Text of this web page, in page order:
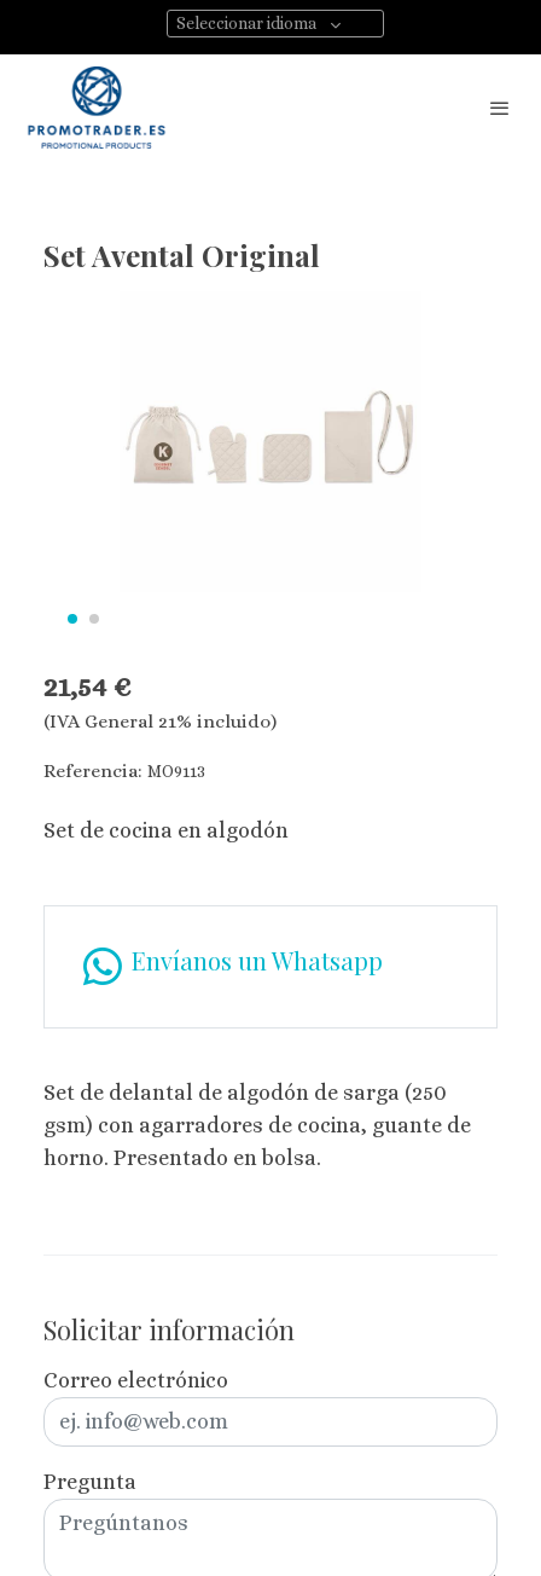
Seleccionar idioma
Set Avental Original
21,54 €
(IVA General 21% incluido)
Referencia: MO9113
Set de cocina en algodón
Envíanos un Whatsapp
Set de delantal de algodón de sarga (250
gsm) con agarradores de cocina, guante de
horno. Presentado en bolsa.
Solicitar información
Correo electrónico
Pregunta